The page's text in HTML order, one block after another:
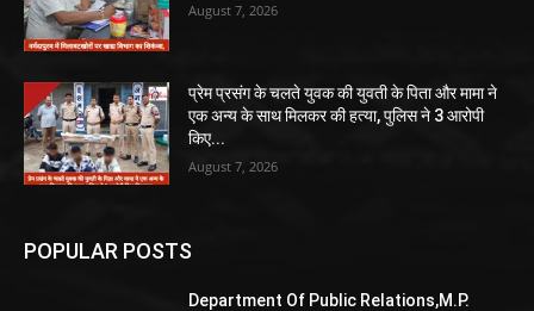
August 7, 2026
प्रेम प्रसंग के चलते युवक की युवती के पिता और मामा ने
एक अन्य के साथ मिलकर की हत्या, पुलिस ने 3 आरोपी
किए...
August 7, 2026
POPULAR POSTS
Department Of Public Relations,M.P.